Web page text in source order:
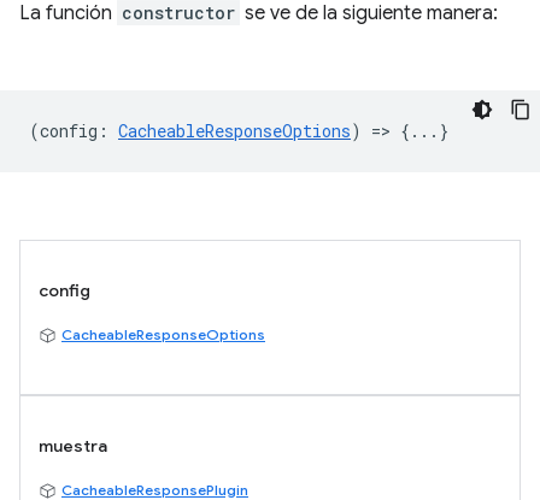
La función constructor se ve de la siguiente manera:
(config : CacheableResponseOptions) => {...}
config
CacheableResponseOptions
muestra
CacheableResponsePlugin